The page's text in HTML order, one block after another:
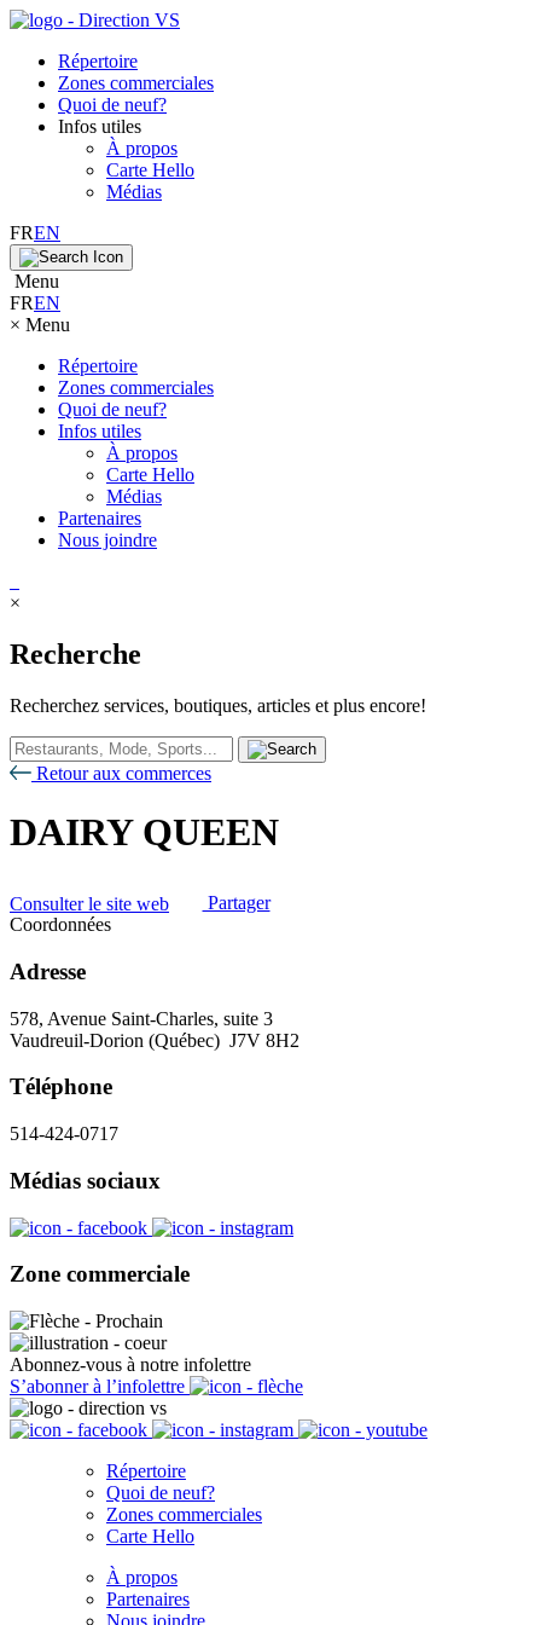
Répertoire
Zones commerciales
Quoi de neuf?
Infos utiles
À propos
Carte Hello
Médias
FREN
Menu
FREN
× Menu
Répertoire
Zones commerciales
Quoi de neuf?
Infos utiles
À propos
Carte Hello
Médias
Partenaires
Nous joindre
×
Recherche
Recherchez services, boutiques, articles et plus encore!
Retour aux commerces
DAIRY QUEEN
Consulter le site web
Partager
Coordonnées
Adresse
578, Avenue Saint-Charles, suite 3
Vaudreuil-Dorion (Québec) J7V 8H2
Téléphone
514-424-0717
Médias sociaux
Zone commerciale
Abonnez-vous à notre infolettre
S’abonner à l’infolettre
Répertoire
Quoi de neuf?
Zones commerciales
Carte Hello
À propos
Partenaires
Nous joindre